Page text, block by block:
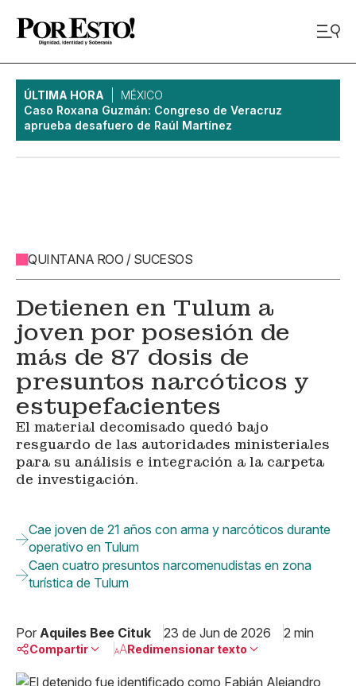
ÚLTIMA HORA
MÉXICO
Caso Roxana Guzmán: Congreso de Veracruz
aprueba desafuero de Raúl Martínez
QUINTANA ROO / SUCESOS
Detienen en Tulum a
joven por posesión de
más de 87 dosis de
presuntos narcóticos y
estupefacientes
El material decomisado quedó bajo
resguardo de las autoridades ministeriales
para su análisis e integración a la carpeta
de investigación.
Cae joven de 21 años con arma y narcóticos durante
operativo en Tulum
Caen cuatro presuntos narcomenudistas en zona
turística de Tulum
Por Aquiles Bee Cituk 23 de Jun de 2026 2 min
Compartir Redimensionar texto